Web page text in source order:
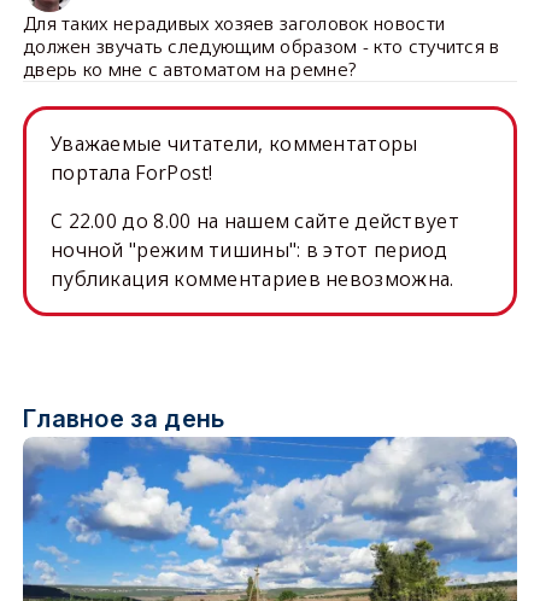
Для таких нерадивых хозяев заголовок новости
должен звучать следующим образом - кто стучится в
дверь ко мне с автоматом на ремне?
Уважаемые читатели, комментаторы
портала ForPost!
C 22.00 до 8.00 на нашем сайте действует
ночной "режим тишины": в этот период
публикация комментариев невозможна.
Главное за день